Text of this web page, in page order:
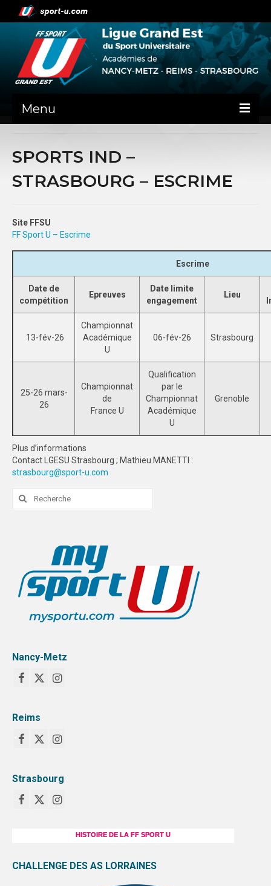
Menu
PRÉSENTATION
NANCY-METZ
REIMS
SPORTS CO
NANCY-METZ
REIMS
STRASBOURG
SPORTS IND
NANCY-METZ
REIMS
STRASBOURG
FORMATION
STRASBOURG
COMMUNICATION
PHOTOTHÈQUE
REIMS
LOGOTHÈQUE
PALMARÈS
SPORTS IND –
STRASBOURG – ESCRIME
Site FFSU
FF Sport U – Escrime
Escrime
Date de
compétition
Epreuves
Date limite
engagement
Lieu
13-fév-26
Championnat
Académique
U
06-fév-26 Strasbourg
25-26 mars-
26
Championnat
de
France U
Qualification
par le
Championnat
Académique
U
Grenoble
Plus d’informations
Contact LGESU Strasbourg ; Mathieu MANETTI :
strasbourg@sport-u.com
Rechercher
Nancy-Metz
Reims
Strasbourg
HISTOIRE DE LA FF SPORT U
CHALLENGE DES AS LORRAINES